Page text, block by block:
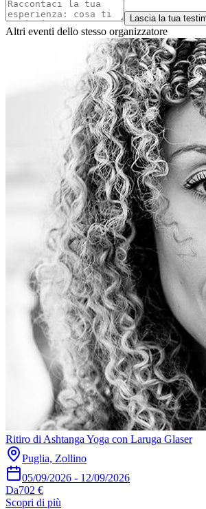
Lascia la tua
Altri eventi dello stesso organizzatore
Ritiro di Ashtanga Yoga con Laruga Glaser
Puglia, Zollino
05/09/2026 - 12/09/2026
Da702 €
Scopri di più